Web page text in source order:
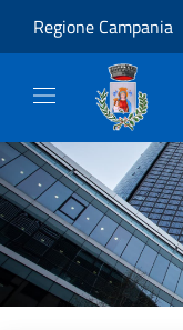
Regione Campania